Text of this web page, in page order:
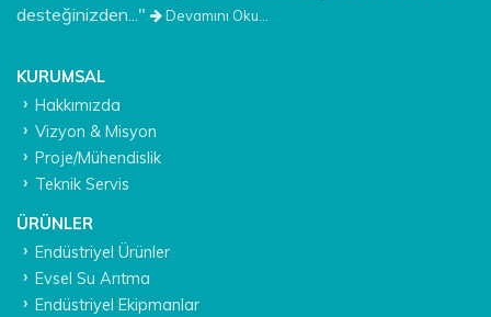
desteğinizden..."
Devamını Oku...
KURUMSAL
Hakkımızda
Vizyon & Misyon
Proje/Mühendislik
Teknik Servis
ÜRÜNLER
Endüstriyel Ürünler
Evsel Su Arıtma
Endüstriyel Ekipmanlar